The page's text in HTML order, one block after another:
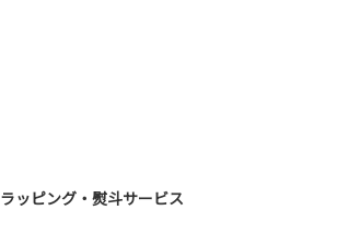
ラッピング・熨斗サービス